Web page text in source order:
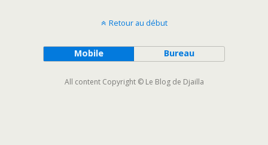
Retour au début
Mobile Bureau
All content Copyright © Le Blog de Djailla